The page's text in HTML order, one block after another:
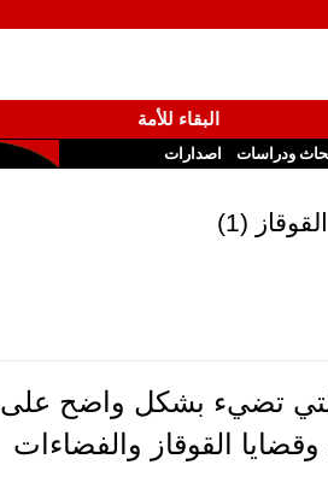
البقاء للأمة
ودراسات اصدارات
(1)
التي تضيء بشكل واضح على
القوقاز والفضاءات